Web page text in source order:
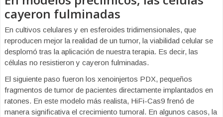
cayeron fulminadas
En cultivos celulares y en esferoides tridimensionales, que
reproducen mejor la realidad de un tumor, la viabilidad celular se
desplomó tras la aplicación de nuestra terapia. Es decir, las
células no resistieron y cayeron fulminadas.
El siguiente paso fueron los xenoinjertos PDX, pequeños
fragmentos de tumor de pacientes directamente implantados en
ratones. En este modelo más realista, HiFi-Cas9 frenó de
manera significativa el crecimiento tumoral. En algunos casos, la